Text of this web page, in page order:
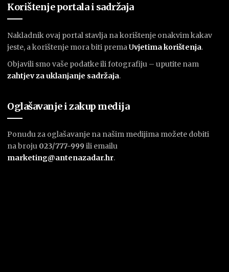
Korištenje portala i sadržaja
Nakladnik ovaj portal stavlja na korištenje onakvim kakav
jeste, a korištenje mora biti premaUvjetima korištenja.
Objavili smo vaše podatke ili fotografiju – uputite nam
zahtjev za uklanjanje sadržaja.
Oglašavanje i zakup medija
Ponudu za oglašavanje na našim medijima možete dobiti
na broju 023/777-999 ili emailu
marketing@antenazadar.hr.